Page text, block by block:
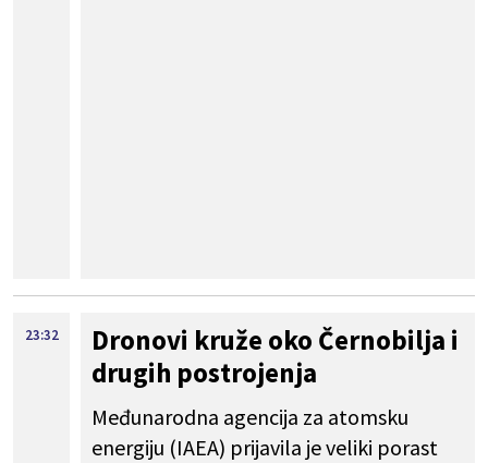
23:32
Dronovi kruže oko Černobilja i
drugih postrojenja
Međunarodna agencija za atomsku
energiju (IAEA) prijavila je veliki porast